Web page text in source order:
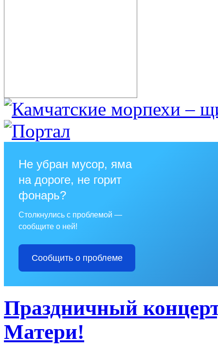
Не убран мусор, яма
на дороге, не горит
фонарь?
Столкнулись с проблемой —
сообщите о ней!
Сообщить о проблеме
Праздничный
Матери!